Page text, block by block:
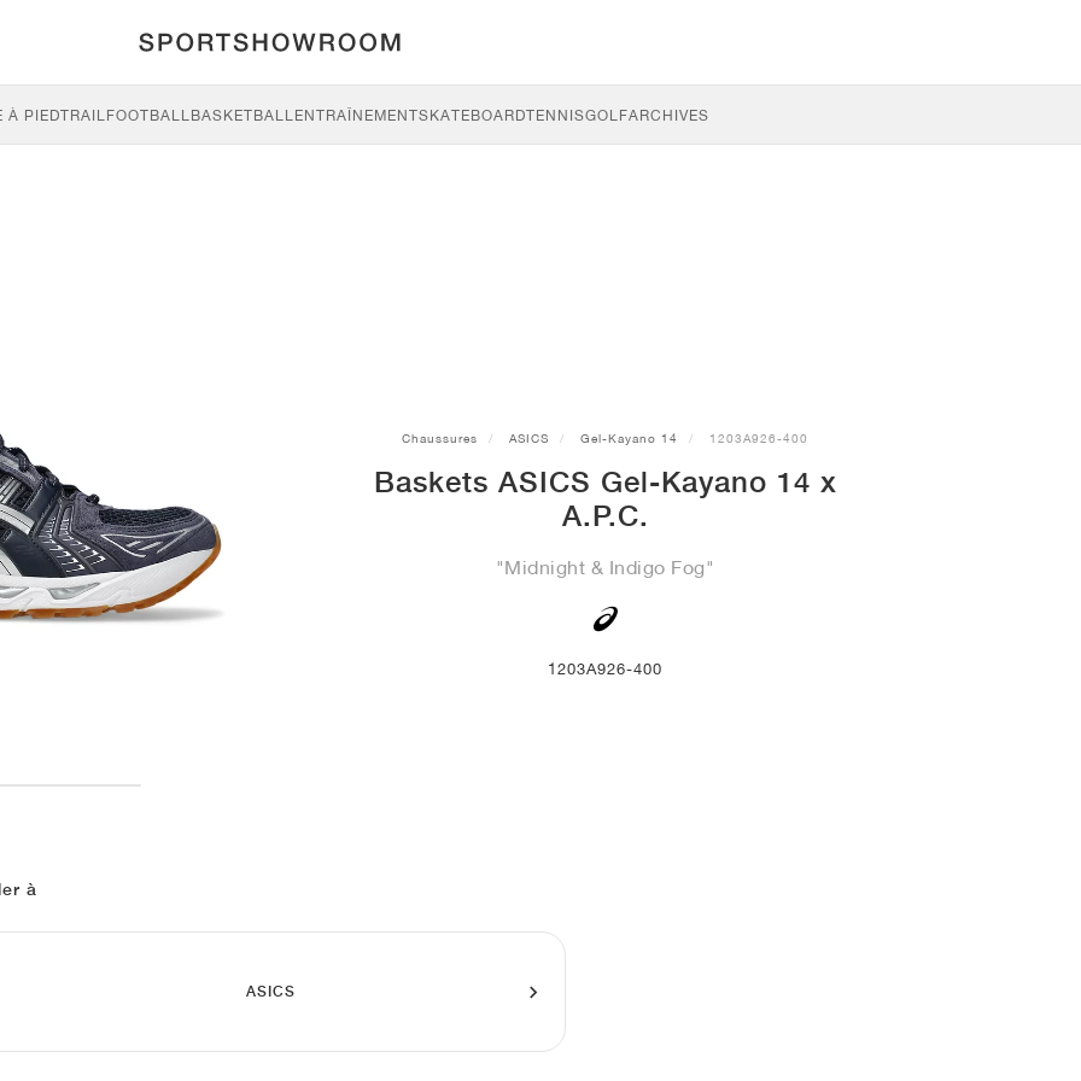
À PIEDTRAILFOOTBALLBASKETBALLENTRAÎNEMENTSKATEBOARDTENNISGOLFARCHIVES
Chaussures ASICS Gel-Kayano 14 1203A926-400
Baskets ASICS Gel-Kayano 14 x
A.P.C.
"Midnight & Indigo Fog"
1203A926-400
à
ASICS